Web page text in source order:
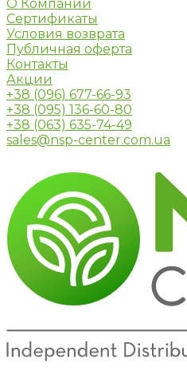
О Компании
Сертификаты
Условия возврата
Публичная оферта
Контакты
Акции
+38 (096) 677-66-93
+38 (095) 136-60-80
+38 (063) 635-74-49
sales@nsp-center.com.ua